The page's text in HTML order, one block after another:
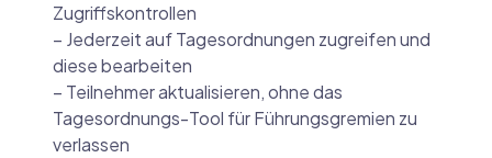
Zugriffskontrollen
– Jederzeit auf Tagesordnungen zugreifen und
diese bearbeiten
– Teilnehmer aktualisieren, ohne das
Tagesordnungs-Tool für Führungsgremien zu
verlassen